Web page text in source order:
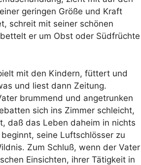
geringen Größe und Kraft
schreit mit seiner schönen
er um Obst oder Südfrüchte
mit den Kindern, füttert und
und liest dann Zeitung.
brummend und angetrunken
sich ins Zimmer schleicht,
daß das Leben daheim in nichts
seine Luftschlösser zu
Zum Schluß, wenn der Vater
Einsichten, ihrer Tätigkeit in